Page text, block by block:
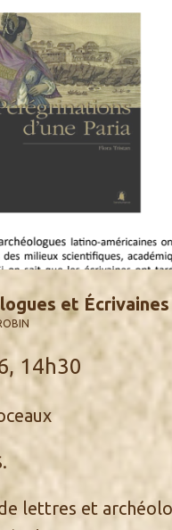
et
14h30
lettres et